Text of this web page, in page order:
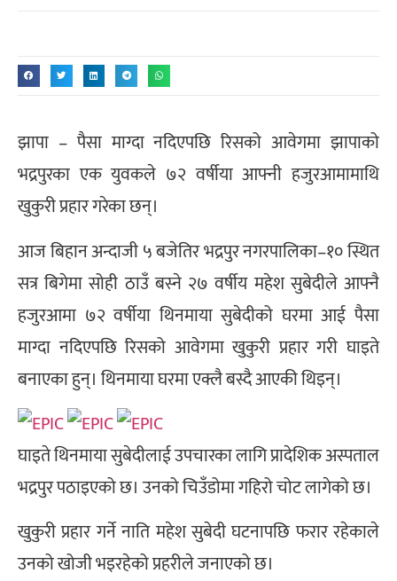
झापा – पैसा माग्दा नदिएपछि रिसको आवेगमा झापाको
भद्रपुरका एक युवकले ७२ वर्षीया आफ्नी हजुरआमामाथि
खुकुरी प्रहार गरेका छन्।
आज बिहान अन्दाजी ५ बजेतिर भद्रपुर नगरपालिका–१० स्थित
सत्र बिगेमा सोही ठाउँ बस्ने २७ वर्षीय महेश सुबेदीले आफ्नै
हजुरआमा ७२ वर्षीया थिनमाया सुबेदीको घरमा आई पैसा
माग्दा नदिएपछि रिसको आवेगमा खुकुरी प्रहार गरी घाइते
बनाएका हुन्। थिनमाया घरमा एक्लै बस्दै आएकी थिइन्।
घाइते थिनमाया सुबेदीलाई उपचारका लागि प्रादेशिक अस्पताल
भद्रपुर पठाइएको छ। उनको चिउँडोमा गहिरो चोट लागेको छ।
खुकुरी प्रहार गर्ने नाति महेश सुबेदी घटनापछि फरार रहेकाले
उनको खोजी भइरहेको प्रहरीले जनाएको छ।